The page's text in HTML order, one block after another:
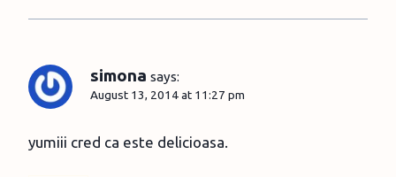
simona says:
August 13, 2014 at 11:27 pm
yumiii cred ca este delicioasa.